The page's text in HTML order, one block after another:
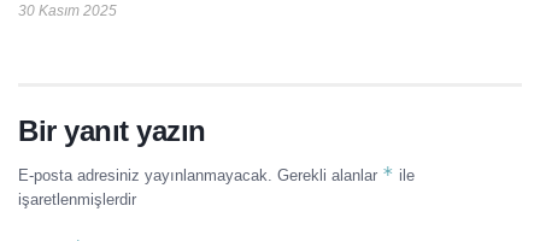
30 Kasım 2025
Bir yanıt yazın
E-posta adresiniz yayınlanmayacak. Gerekli alanlar * ile
işaretlenmişlerdir